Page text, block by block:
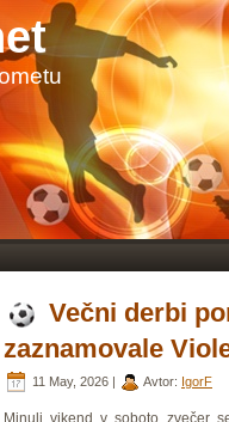
Večni derbi
zaznamovale
11 May, 2026 | Avtor: IgorF